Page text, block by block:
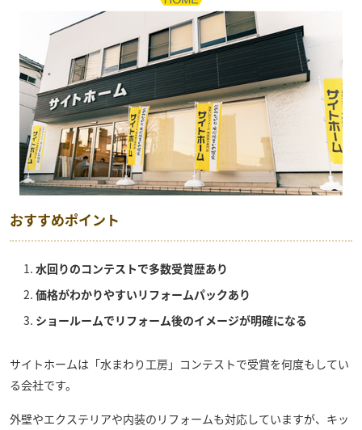
おすすめポイント
水回りのコンテストで多数受賞歴あり
価格がわかりやすいリフォームパックあり
ショールームでリフォーム後のイメージが明確になる
サイトホームは「水まわり工房」コンテストで受賞を何度もしてい
る会社です。
外壁やエクステリアや内装のリフォームも対応していますが、キッ